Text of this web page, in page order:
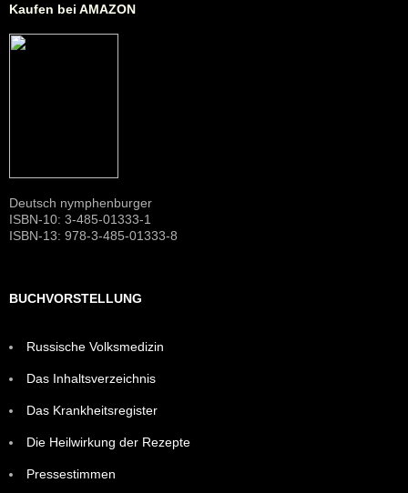
Kaufen bei AMAZON
Deutsch nymphenburger
ISBN-10: 3-485-01333-1
ISBN-13: 978-3-485-01333-8
BUCHVORSTELLUNG
Russische Volksmedizin
Das Inhaltsverzeichnis
Das Krankheitsregister
Die Heilwirkung der Rezepte
Pressestimmen